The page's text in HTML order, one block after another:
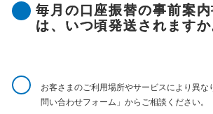
毎月の口座振替の事前案
は、いつ頃発送されますか
お客さまのご利用場所やサービスにより異な
問い合わせフォーム」からご相談ください。